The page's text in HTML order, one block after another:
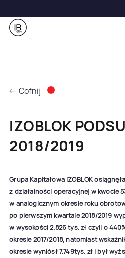
Cofnij
IZOBLOK
2018/2019
Grupa Kapitałowa IZOBLOK
z działalności operacyjnej w kwocie
w analogicznym okresie roku
po pierwszym kwartale 2018/2019
w wysokości 2.826 tys. zł czyli o
okresie 2017/2018, natomiast
okresie wyniósł 7.749tys. zł i był